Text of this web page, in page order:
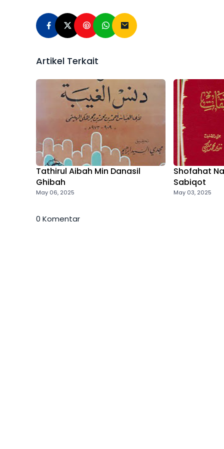
Artikel Terkait
Tathirul Aibah Min Danasil
Ghibah
May 06, 2025
Shofahat
Sabiqot
May 03, 2025
0 Komentar